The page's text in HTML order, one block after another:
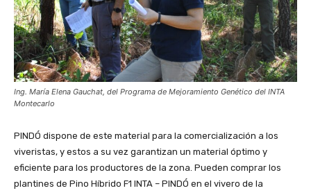
Ing. María Elena Gauchat, del Programa de Mejoramiento Genético del INTA
Montecarlo
PINDÓ dispone de este material para la comercialización a los
viveristas, y estos a su vez garantizan un material óptimo y
eficiente para los productores de la zona. Pueden comprar los
plantines de Pino Híbrido F1 INTA – PINDÓ en el vivero de la